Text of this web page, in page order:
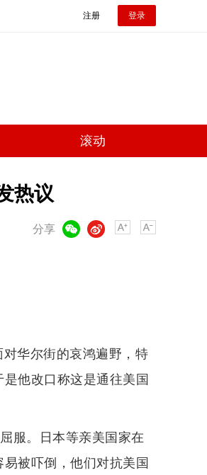
注册 登录
滚动
热议
分享
微博
华尔街的哀鸿遍野，特
他改口称这是通往美国
服。日本等亲美国家在
被吓倒，他们对抗美国